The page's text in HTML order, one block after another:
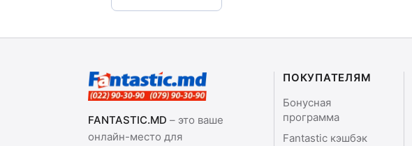
FANTASTIC.MD – это ваше
онлайн-место для
ПОКУПАТЕЛЯМ
Бонусная
программа
Fantastic кэшбэк